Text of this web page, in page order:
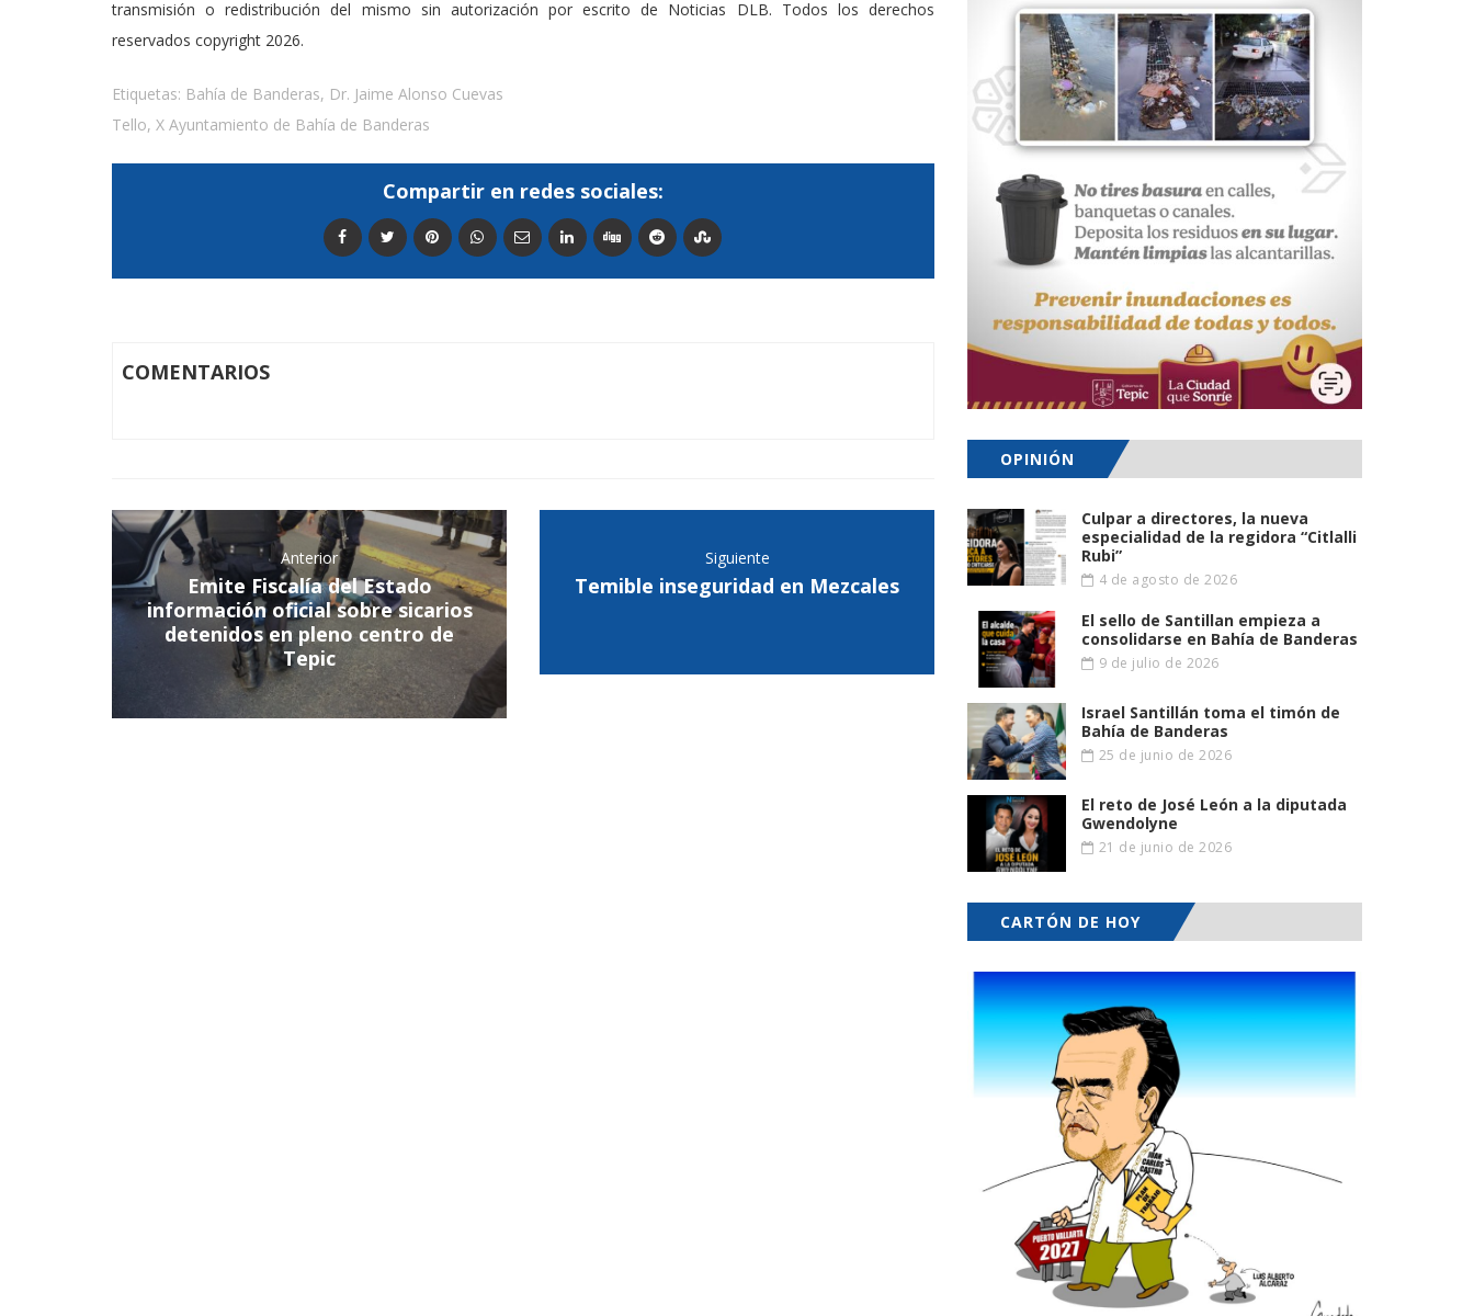
transmisión o redistribución del mismo sin autorización por escrito de Noticias DLB. Todos los derechos
reservados copyright 2026.
Etiquetas: Bahía de Banderas, Dr. Jaime Alonso Cuevas
Tello, X Ayuntamiento de Bahía de Banderas
Compartir en redes sociales:
COMENTARIOS
Anterior
Emite Fiscalía del Estado
información oficial sobre sicarios
detenidos en pleno centro de
Tepic
Siguiente
Temible inseguridad en Mezcales
OPINIÓN
Culpar a directores, la nueva
especialidad de la regidora “Citlalli
Rubi”
4 de agosto de 2026
El sello de Santillan empieza a
consolidarse en Bahía de Banderas
9 de julio de 2026
Israel Santillán toma el timón de
Bahía de Banderas
25 de junio de 2026
El reto de José León a la diputada
Gwendolyne
21 de junio de 2026
CARTÓN DE HOY